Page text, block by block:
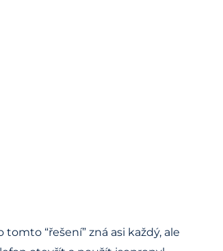
“řešení” zná asi každý, ale